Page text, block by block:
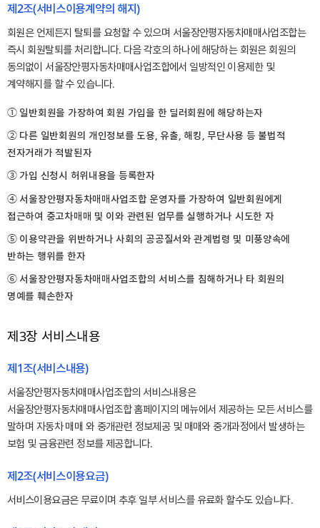
제2조(서비스이용계약의 해지)
회원은 언제든지 탈퇴를 요청할 수 있으며 서울장안평자동차매매사업조합는
즉시 회원탈퇴를 처리합니다. 다음 각호의 하나에 해당하는 회원은 회원의
동의없이 서울장안평자동차매매사업조합에서 일방적인 이용제한 및
계약해지를 할 수 있습니다.
① 일반회원을 가장하여 회원 가입을 한 딜러회원에 해당하는자
② 다른 일반회원의 개인정보를 도용, 유출, 해킹, 무단사용 등 불법적
전자거래가 적발된자
③ 가입 신청시 허위내용을 등록한자
④ 서울장안평자동차매매사업조합 운영자를 가장하여 일반회원에게
접근하여 중고차매매 및 이와 관련된 업무를 실행하거나 시도한 자
⑤ 이용약관을 위반하거나 사회의 공공질서와 관계법령 및 미풍양속에
반하는 행위를 한자
⑥ 서울장안평자동차매매사업조합의 서비스를 침해하거나 타 회원의
명예를 훼손한자
제3장 서비스내용
제1조(서비스내용)
서울장안평자동차매매사업조합의 서비스내용은
서울장안평자동차매매사업조합 홈페이지의 메뉴에서 제공하는 모든 서비스를
말하며 자동차 매매 와 중개관련 정보제공 및 매매와 중개과정에서 발생하는
보험 및 금융관련 정보를 제공합니다.
제2조(서비스이용요금)
서비스이용요금은 무료이며 추후 일부 서비스를 유료화 할수도 있습니다.